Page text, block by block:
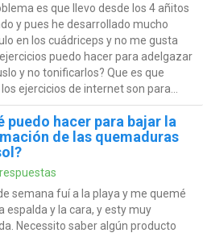
es que llevo desde los 4 añitos
y pues he desarrollado mucho
en los cuádriceps y no me gusta
puedo hacer para adelgazar
y no tonificarlos? Que es que
ejercicios de internet son para...
puedo hacer para bajar la
de las quemaduras
semana fuí a la playa y me quemé
espalda y la cara, y esty muy
Necessito saber algún producto